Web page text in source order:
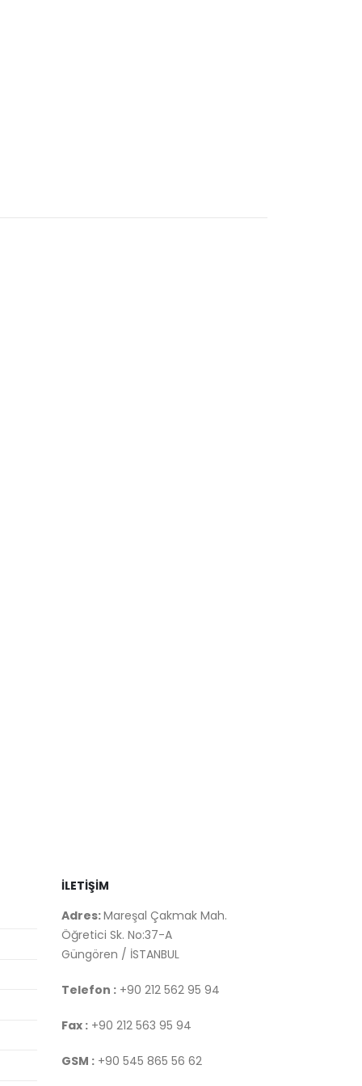
İLETİŞİM
Adres:Mareşal Çakmak Mah.
Öğretici Sk. No:37-A
Güngören / İSTANBUL
Telefon : +90 212 562 95 94
Fax : +90 212 563 95 94
GSM : +90 545 865 56 62